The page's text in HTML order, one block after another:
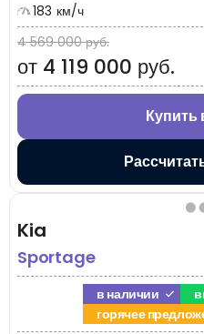
183 км/ч
4 569 000 руб.
от 4 119 000 руб.
Купить
Kia
Sportage
в наличии
горячее